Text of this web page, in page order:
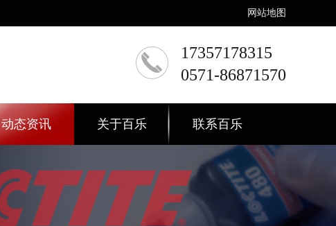
网站地图
17357178315
0571-86871570
动态资讯 关于百乐 联系百乐